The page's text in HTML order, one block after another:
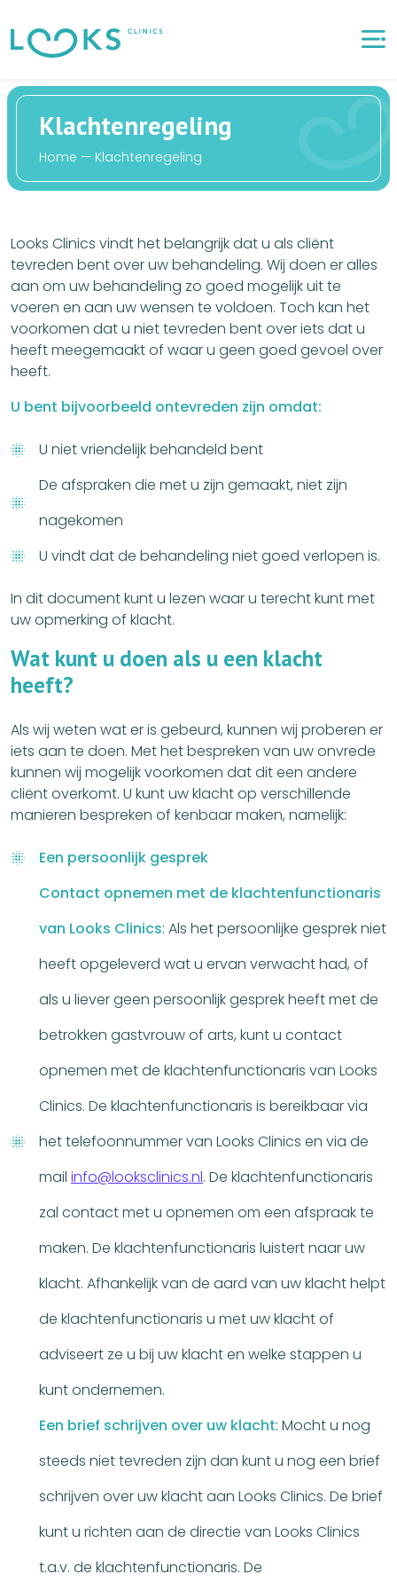
Klachtenregeling
Home — Klachtenregeling
Looks Clinics vindt het belangrijk dat u als cliënt
tevreden bent over uw behandeling. Wij doen er alles
aan om uw behandeling zo goed mogelijk uit te
voeren en aan uw wensen te voldoen. Toch kan het
voorkomen dat u niet tevreden bent over iets dat u
heeft meegemaakt of waar u geen goed gevoel over
heeft.
U bent bijvoorbeeld ontevreden zijn omdat:
U niet vriendelijk behandeld bent
De afspraken die met u zijn gemaakt, niet zijn
nagekomen
U vindt dat de behandeling niet goed verlopen is.
In dit document kunt u lezen waar u terecht kunt met
uw opmerking of klacht.
Wat kunt u doen als u een klacht
heeft?
Als wij weten wat er is gebeurd, kunnen wij proberen er
iets aan te doen. Met het bespreken van uw onvrede
kunnen wij mogelijk voorkomen dat dit een andere
cliënt overkomt. U kunt uw klacht op verschillende
manieren bespreken of kenbaar maken, namelijk:
Een persoonlijk gesprek
Contact opnemen met de klachtenfunctionaris
van Looks Clinics: Als het persoonlijke gesprek niet
heeft opgeleverd wat u ervan verwacht had, of
als u liever geen persoonlijk gesprek heeft met de
betrokken gastvrouw of arts, kunt u contact
opnemen met de klachtenfunctionaris van Looks
Clinics. De klachtenfunctionaris is bereikbaar via
het telefoonnummer van Looks Clinics en via de
mail info@looksclinics.nl. De klachtenfunctionaris
zal contact met u opnemen om een afspraak te
maken. De klachtenfunctionaris luistert naar uw
klacht. Afhankelijk van de aard van uw klacht helpt
de klachtenfunctionaris u met uw klacht of
adviseert ze u bij uw klacht en welke stappen u
kunt ondernemen.
Een brief schrijven over uw klacht: Mocht u nog
steeds niet tevreden zijn dan kunt u nog een brief
schrijven over uw klacht aan Looks Clinics. De brief
kunt u richten aan de directie van Looks Clinics
t.a.v. de klachtenfunctionaris. De